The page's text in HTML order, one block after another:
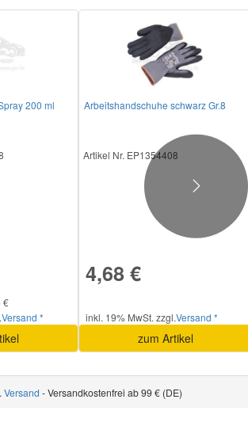
200 ml
€
Versand *
Arbeitshandschuhe schwarz Gr.8
Artikel Nr. EP1354408
4,68 €
inkl. 19% MwSt. zzgl.Versand *
zum Artikel
Next
Versand - Versandkostenfrei ab 99 € (DE)